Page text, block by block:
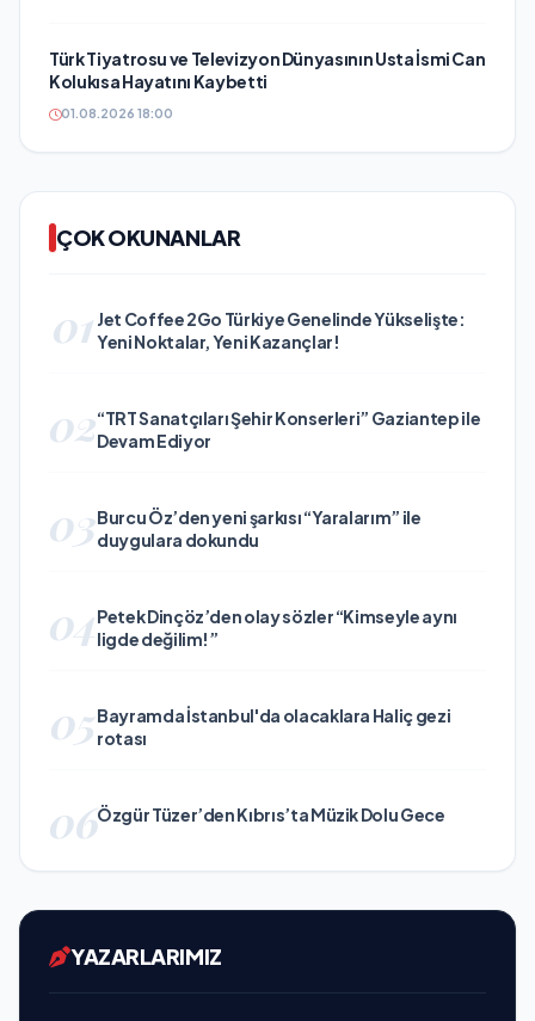
Türk Tiyatrosu ve Televizyon Dünyasının Usta İsmi Can
Kolukısa Hayatını Kaybetti
01.08.2026 18:00
ÇOK OKUNANLAR
01 Jet Coffee 2Go Türkiye Genelinde Yükselişte:
Yeni Noktalar, Yeni Kazançlar!
02“TRT Sanatçıları Şehir Konserleri” Gaziantep ile
Devam Ediyor
03Burcu Öz’den yeni şarkısı “Yaralarım” ile
duygulara dokundu
04Petek Dinçöz’den olay sözler “Kimseyle aynı
ligde değilim!”
05Bayramda İstanbul'da olacaklara Haliç gezi
rotası
06Özgür Tüzer’den Kıbrıs’ta Müzik Dolu Gece
YAZARLARIMIZ